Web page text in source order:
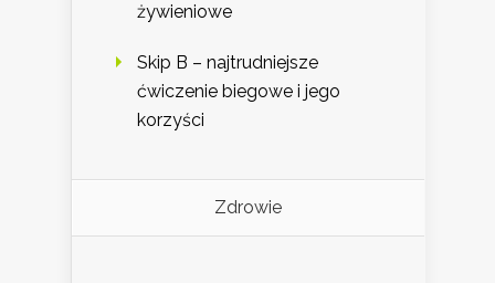
żywieniowe
Skip B – najtrudniejsze
ćwiczenie biegowe i jego
korzyści
Zdrowie